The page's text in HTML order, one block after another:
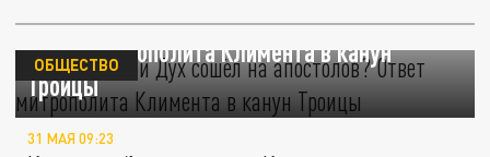
Зачем Святой Дух сошёл на апостолов?
Ответ митрополита Климента в канун
Троицы
ОБЩЕСТВО
31 МАЯ 09:23